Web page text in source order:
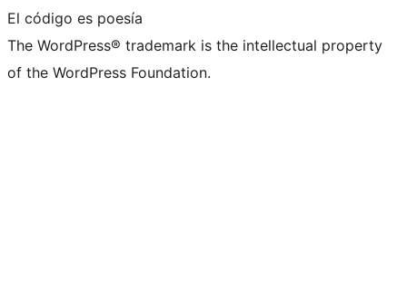
El código es poesía
The WordPress® trademark is the intellectual property
of the WordPress Foundation.